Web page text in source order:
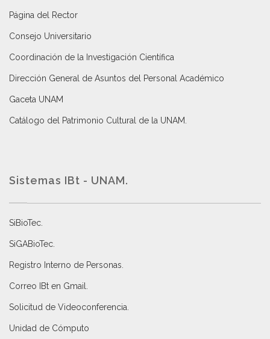
Página del Rector
Consejo Universitario
Coordinación de la Investigación Científica
Dirección General de Asuntos del Personal Académico
Gaceta UNAM
Catálogo del Patrimonio Cultural de la UNAM.
Sistemas IBt - UNAM.
SiBioTec
SiGABioTec.
Registro Interno de Personas
Correo IBt en Gmail
Solicitud de Videoconferencia.
Unidad de Cómputo